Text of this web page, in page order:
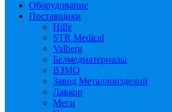
Оборудование
Поставщики
Hilfe
STR Medical
Valberg
Белмедматериалы
ВЗМО
Завод Металлоизделий
Лавкор
Меги